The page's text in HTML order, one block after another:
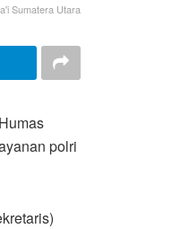
Sumatera Utara
polri